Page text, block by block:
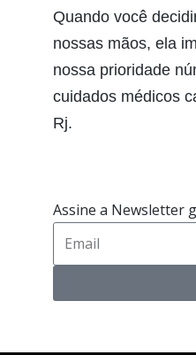
Quando você
nossas mãos, ela
nossa prioridade
cuidados médicos
Rj.
Assine a Newsletter